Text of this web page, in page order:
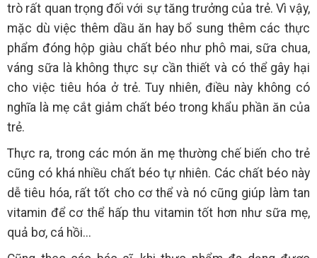
trò rất quan trọng đối với sự tăng trưởng của trẻ. Vì vậy,
mặc dù việc thêm dầu ăn hay bổ sung thêm các thực
phẩm đóng hộp giàu chất béo như phô mai, sữa chua,
váng sữa là không thực sự cần thiết và có thể gây hại
cho việc tiêu hóa ở trẻ. Tuy nhiên, điều này không có
nghĩa là mẹ cắt giảm chất béo trong khẩu phần ăn của
trẻ.
Thực ra, trong các món ăn mẹ thường chế biến cho trẻ
cũng có khá nhiều chất béo tự nhiên. Các chất béo này
dễ tiêu hóa, rất tốt cho cơ thể và nó cũng giúp làm tan
vitamin để cơ thể hấp thu vitamin tốt hơn như sữa mẹ,
quả bơ, cá hồi...